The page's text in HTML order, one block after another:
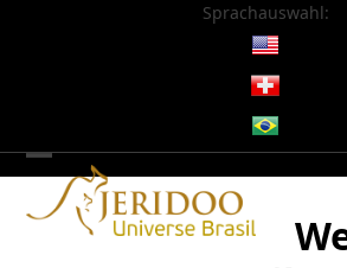
Sprachauswahl:
Open
mobile
Close
mobile